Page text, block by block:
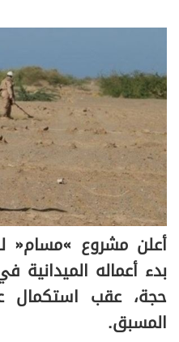
أعلن مشروع «مسام»
بدء أعماله
حجة، عقب استكمال
المسبق.